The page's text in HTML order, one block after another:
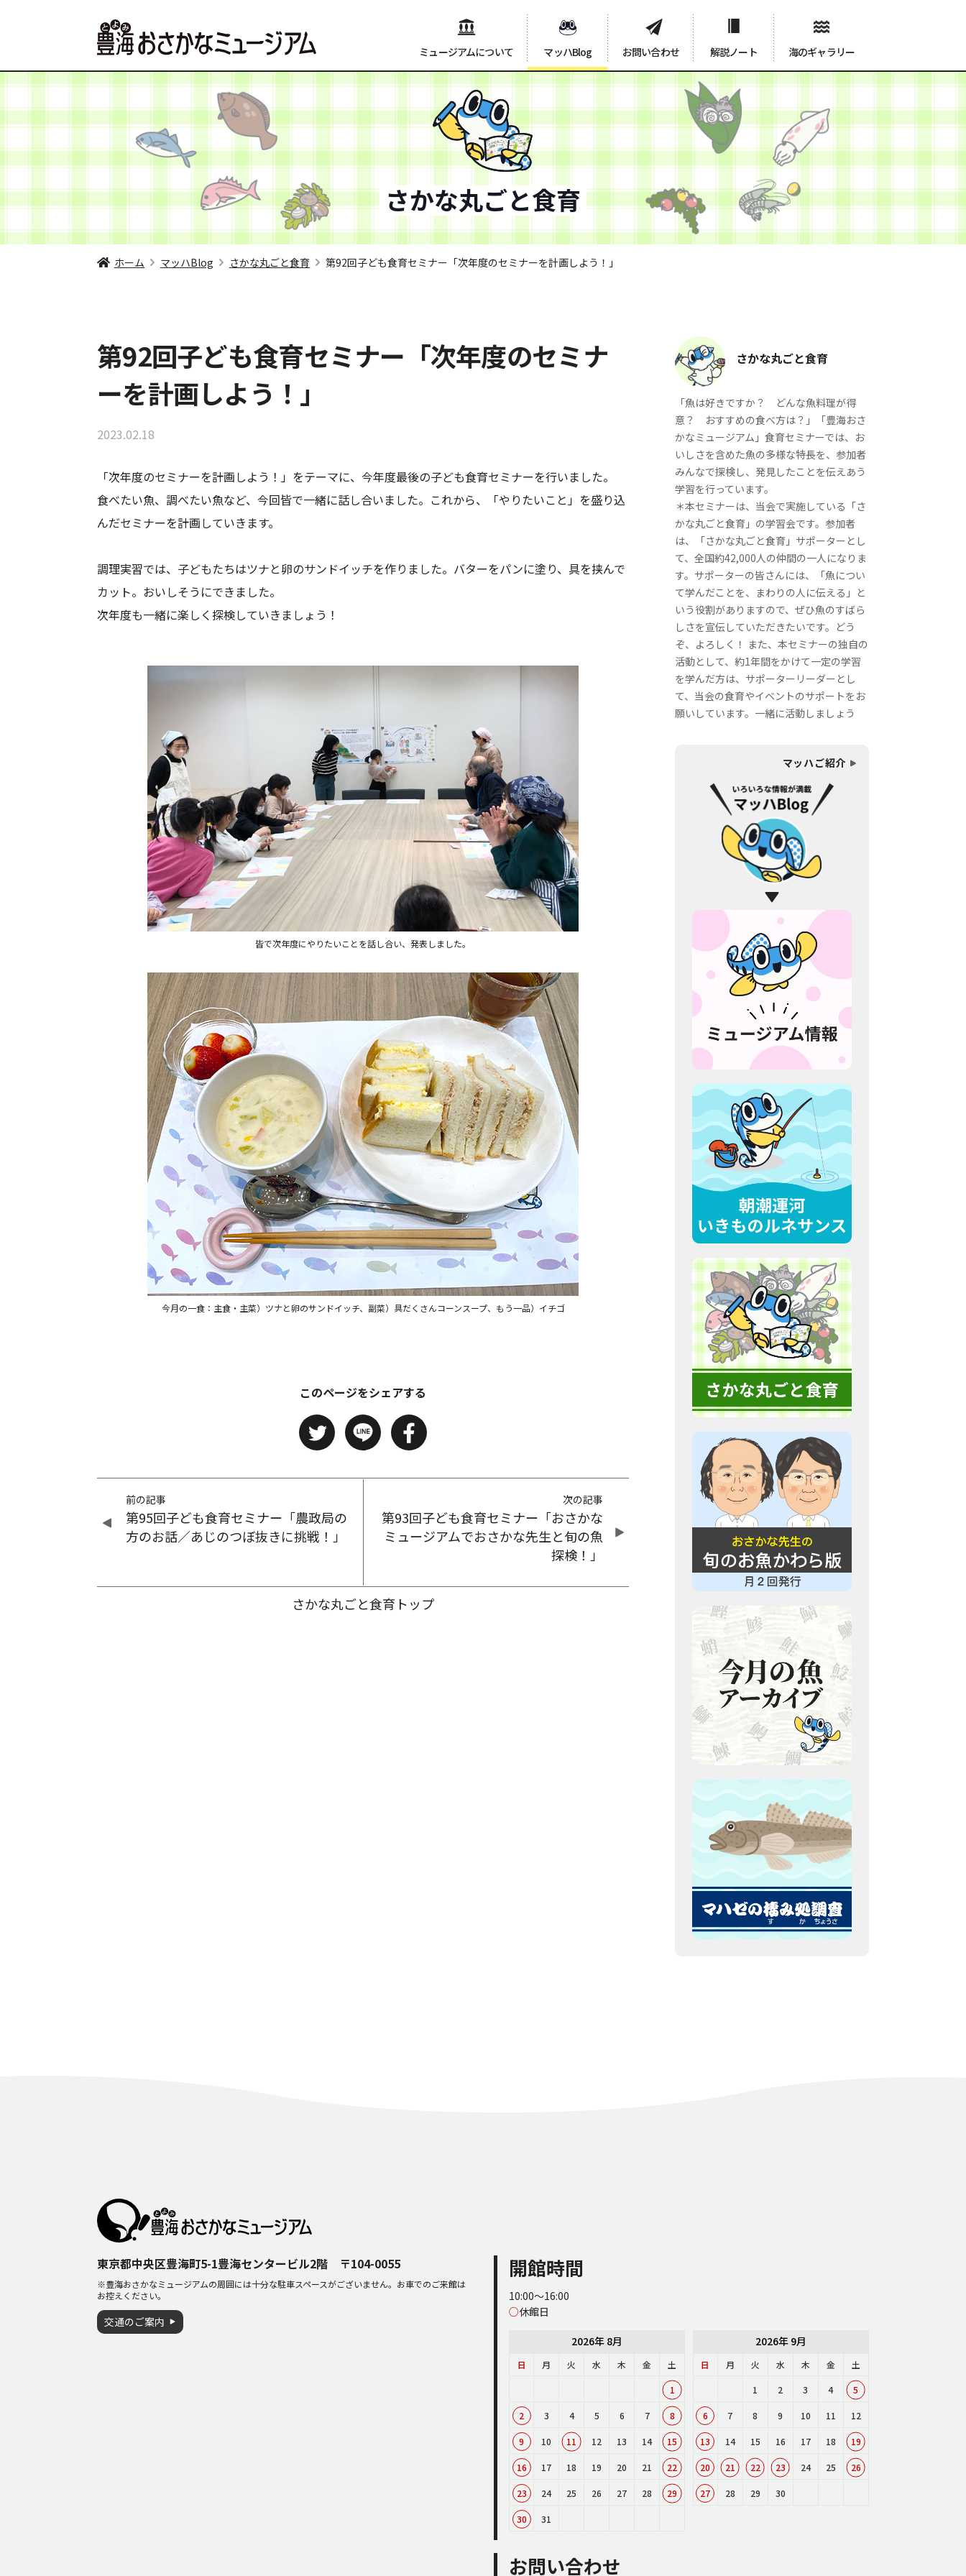
ミュージアムについて マッハBlog お問い合わせ 解説ノート 海のギャラリー
さかな丸ごと食育
ホーム マッハBlog さかな丸ごと食育 第92回子ども食育セミナー「次年度のセミナーを計画しよう！」
第92回子ども食育セミナー「次年度のセミナ
ーを計画しよう！」
2023.02.18
「次年度のセミナーを計画しよう！」をテーマに、今年度最後の子ども食育セミナーを行いました。
食べたい魚、調べたい魚など、今回皆で一緒に話し合いました。これから、「やりたいこと」を盛り込
んだセミナーを計画していきます。
調理実習では、子どもたちはツナと卵のサンドイッチを作りました。バターをパンに塗り、具を挟んで
カット。おいしそうにできました。
次年度も一緒に楽しく探検していきましょう！
皆で次年度にやりたいことを話し合い、発表しました。
今月の一食：主食・主菜）ツナと卵のサンドイッチ、副菜）具だくさんコーンスープ、もう一品）イチゴ
このページをシェアする
前の記事
第95回子ども食育セミナー「農政局の
方のお話／あじのつぼ抜きに挑戦！」
次の記事
第93回子ども食育セミナー「おさかな
ミュージアムでおさかな先生と旬の魚
探検！」
さかな丸ごと食育トップ
さかな丸ごと食育
「魚は好きですか？ どんな魚料理が得
意？ おすすめの食べ方は？」「豊海おさ
かなミュージアム」食育セミナーでは、お
いしさを含めた魚の多様な特長を、参加者
みんなで探検し、発見したことを伝えあう
学習を行っています。
＊本セミナーは、当会で実施している「さ
かな丸ごと食育」の学習会です。参加者
は、「さかな丸ごと食育」サポーターとし
て、全国約42,000人の仲間の一人になりま
す。サポーターの皆さんには、「魚につい
て学んだことを、まわりの人に伝える」と
いう役割がありますので、ぜひ魚のすばら
しさを宣伝していただきたいです。どう
ぞ、よろしく！ また、本セミナーの独自の
活動として、約1年間をかけて一定の学習
を学んだ方は、サポーターリーダーとし
て、当会の食育やイベントのサポートをお
願いしています。一緒に活動しましょう
マッハご紹介
東京都中央区豊海町5-1豊海センタービル2階 〒104-0055
※豊海おさかなミュージアムの周囲には十分な駐車スペースがございません。お車でのご来館は
お控えください。
交通のご案内
開館時間
10:00～16:00
○休館日
2026年 8月
日 月 火 水 木 金 土
1
2 3 4 5 6 7 8
9 10 11 12 13 14 15
16 17 18 19 20 21 22
23 24 25 26 27 28 29
30 31
2026年 9月
日 月 火 水 木 金 土
1 2 3 4 5
6 7 8 9 10 11 12
13 14 15 16 17 18 19
20 21 22 23 24 25 26
27 28 29 30
お問い合わせ